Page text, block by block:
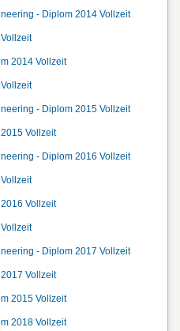
- Diplom 2014 Vollzeit
2014 Vollzeit
- Diplom 2015 Vollzeit
Vollzeit
- Diplom 2016 Vollzeit
Vollzeit
- Diplom 2017 Vollzeit
Vollzeit
2015 Vollzeit
2018 Vollzeit